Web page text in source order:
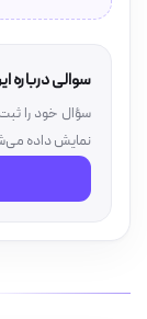
سوالی درباره
سؤال خود را
نمایش داده